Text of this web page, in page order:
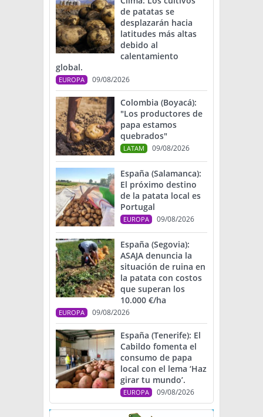
de patatas se
desplazarán hacia
latitudes más altas
debido al
calentamiento
global.
EUROPA 09/08/2026
Colombia (Boyacá):
"Los productores de
papa estamos
quebrados"
LATAM 09/08/2026
España (Salamanca):
El próximo destino
de la patata local es
Portugal
EUROPA 09/08/2026
España (Segovia):
ASAJA denuncia la
situación de ruina en
la patata con costos
que superan los
10.000 €/ha
EUROPA 09/08/2026
España (Tenerife): El
Cabildo fomenta el
consumo de papa
local con el lema ‘Haz
girar tu mundo’.
EUROPA 09/08/2026